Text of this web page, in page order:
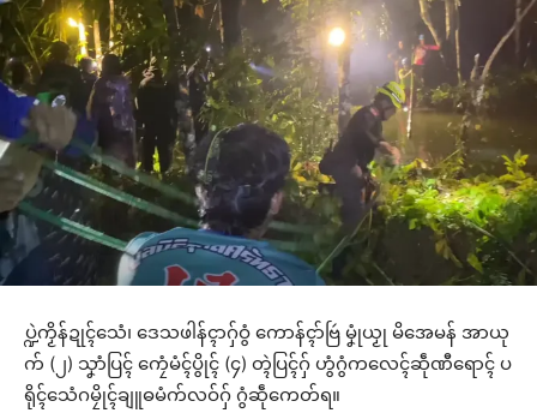
ပ္ဍဲကၟိန်ဍုၚ်သေံ၊ ဒေသဖါန်ၚာဂှ်ဝွံ ကောန်ၚာ်ဗြဴ မၞုံယၟု မိအေမန် အာယု
က် (၂) သၞာံပြၚ် ကၠေံမံၚ်ပွိုၚ် (၄) တ္ၚဲပြၚ်ဂှ် ဟွံဂွံကလေၚ်ဆဵုဏီရောၚ် ပ
ရိုၚ်သေံဂမၠိုၚ်ချူဓမံက်လဝ်ဂှ် ဂွံဆဵုကေတ်ရ။